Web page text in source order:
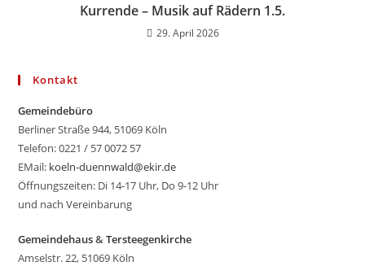
Kurrende – Musik auf Rädern 1.5.
29. April 2026
Kontakt
Gemeindebüro
Berliner Straße 944, 51069 Köln
Telefon: 0221 / 57 0072 57
EMail: koeln-duennwald@ekir.de
Öffnungszeiten: Di 14-17 Uhr, Do 9-12 Uhr
und nach Vereinbarung
Gemeindehaus&Tersteegenkirche
Amselstr. 22, 51069 Köln